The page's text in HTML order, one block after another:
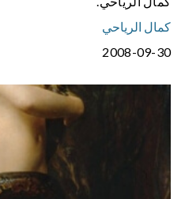
كمال الرياحي
2008-09-30